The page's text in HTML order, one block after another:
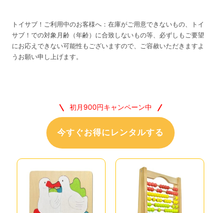
トイサブ！ご利用中のお客様へ：在庫がご用意できないもの、トイ
サブ！での対象月齢（年齢）に合致しないもの等、必ずしもご要望
にお応えできない可能性もございますので、ご容赦いただきますよ
うお願い申し上げます。
初月900円キャンペーン中
今すぐお得にレンタルする